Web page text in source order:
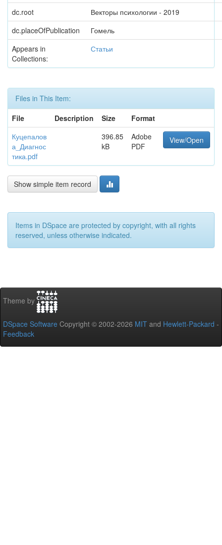
dc.root
Векторы психологии - 2019
dc.placeOfPublication
Гомель
Appears in
Collections:
Статьи
Files in This Item:
File
Description Size
Format
Куцепалов
а_Диагнос
тика.pdf
396.85
kB
Adobe
PDF
View/Open
Show simple item record
Items in DSpace are protected by copyright, with all rights
reserved, unless otherwise indicated.
Theme by
DSpace Software Copyright © 2002-2026 MIT and Hewlett-Packard -
Feedback